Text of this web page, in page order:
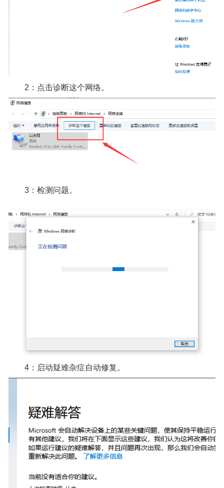
2：点击诊断这个网络。
3：检测问题。
4：启动疑难杂症自动修复。